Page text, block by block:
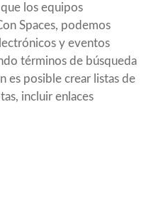
los equipos
Spaces, podemos
y eventos
términos de búsqueda
es posible crear listas de
incluir enlaces